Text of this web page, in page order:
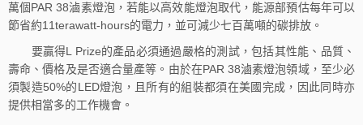
萬個PAR 38滷素燈泡，若能以高效能燈泡取代，能源部預估每年可以
節省約11terawatt-hours的電力，並可減少七百萬噸的碳排放。
要贏得L Prize的產品必須通過嚴格的測試，包括其性能、品質、
壽命、價格及是否適合量產等。由於在PAR 38滷素燈泡領域，至少必
須製造50%的LED燈泡，且所有的組裝都須在美國完成，因此同時亦
提供相當多的工作機會。